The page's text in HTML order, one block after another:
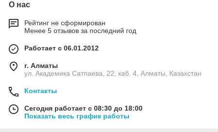
О нас
Рейтинг не сформирован
Менее 5 отзывов за последний год
Работает с 06.01.2012
г. Алматы
ул. Академика Сатпаева, 22, каб. 4, Алматы, Казахстан
Контакты
Сегодня работает с 08:30 до 18:00
Показать весь график работы